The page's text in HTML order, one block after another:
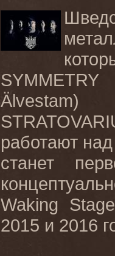
Älvestam) и
работают
станет
Waking
Stage
2015 и 2016